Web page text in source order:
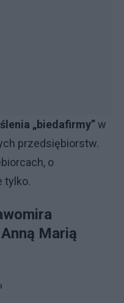
„biedafirmy”w
przedsiębiorstw.
o
tylko.
Marią